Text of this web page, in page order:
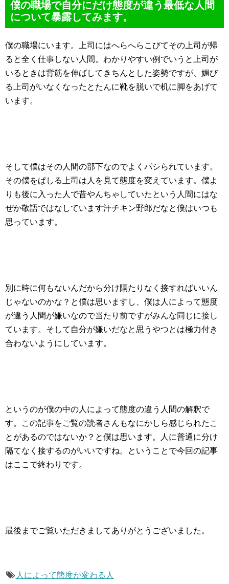
僕の職場で自分にだけ態度が違う最低な人間
について暴露してみます。
僕の職場にいます。上司にはへらへらこびてその上司が帰
ると全く仕事しない人間。わかりやすい例でいうと上司が
いるときは背筋を伸ばしてきちんとした姿勢ですが、媚び
る上司がいなくなったとたんに靴を脱いで机に脚をあげて
います。
そして僕はその人間の部下なのでよくパシられています。
その僕をぱしる上司は人を見て態度を変えています。僕よ
りも後に入った人で昔やんちゃしていたという人間にはな
ぜか敬語ではなしています汗チキン野郎だなと僕はいつも
思っています。
別に時に何もないんだから分け隔たりなく接すればいいん
じゃないのかな？と僕は思いますし、僕は人によって態度
が違う人間が嫌いなので当たり前ですがみんな同じに接し
ています。そして自分が嫌いだなと思うやつとは極力付き
合わないようにしています。
というのが僕の中の人によって態度の違う人間の解釈で
す。この記事をご覧の読者さんもなにかしら感じられたこ
とがあるのではないか？と僕は思います。人に普通に分け
隔てなく接するのがいいですね。ということで今回の記事
はここで終わりです。
最後までご覧いただきましてありがとうございました。
人によって態度が変わる人